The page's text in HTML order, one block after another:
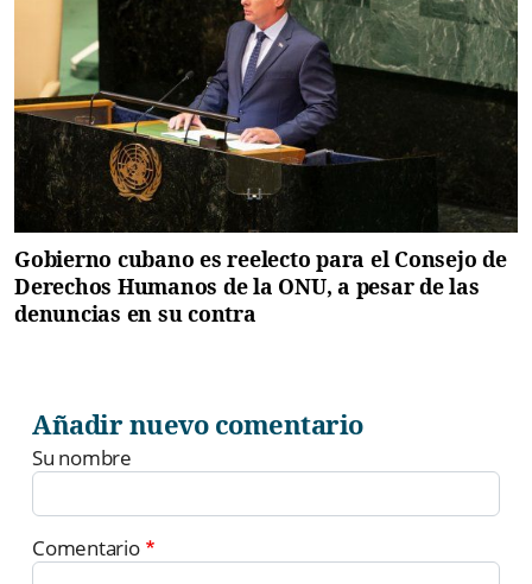
Gobierno cubano es reelecto para el Consejo de
Derechos Humanos de la ONU, a pesar de las
denuncias en su contra
Añadir nuevo comentario
Su nombre
Comentario